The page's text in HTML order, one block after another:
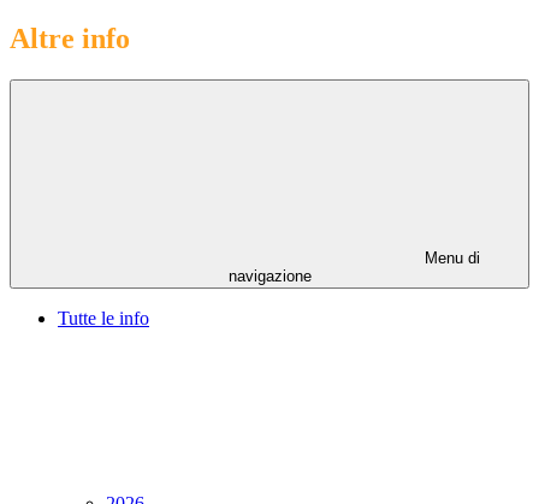
Altre info
Menu di
navigazione
Tutte le info